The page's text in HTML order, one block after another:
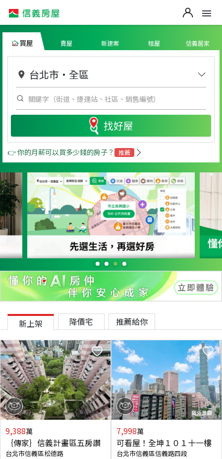
買屋 賣屋 新建案 租屋 信義居家
台北市 ・ 全區
找好屋
👉 你的月薪可以買多少錢的房子？ 推薦
新上架 降價宅 推薦給你
9,388萬
｛傳家｝信義計畫區五房讚
台北市信義區松德路
7,998萬
可看屋！全坤１０１十一樓
台北市信義區信義路四段